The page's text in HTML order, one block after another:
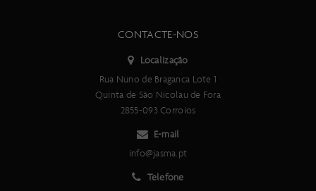
CONTACTE-NOS
Localização
Rua Nuno de Braganca Lote 1
Quinta de São Nicolau de Fora
2855-093 Corroios
E-mail
info@jasma.pt
Telefone